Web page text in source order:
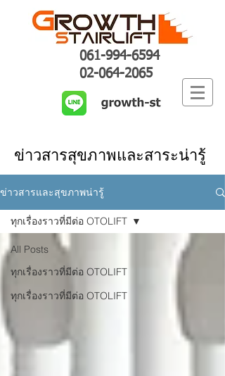
061-994-6594
02-064-2065
ข่าวสารสุขภาพและสาระน่ารู้
ข่าวสารและสุขภาพน่ารู้
All Posts
ทุกเรื่องราวที่มีต่อ OTOLIFT
ทุกเรื่องราวที่มีต่อ OTOLIFT
ทุกเรื่องราวที่มีต่อ OTOLIFT